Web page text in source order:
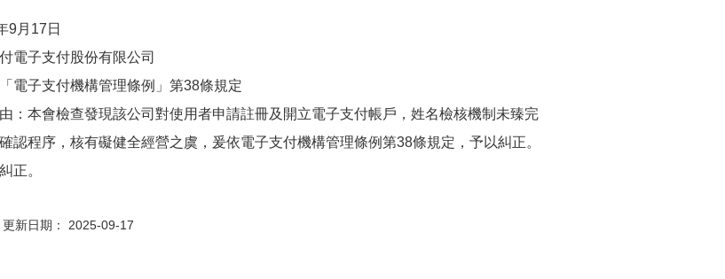
9月17日
電子支付股份有限公司
電子支付機構管理條例」第38條規定
：本會檢查發現該公司對使用者申請註冊及開立電子支付帳戶，姓名檢核機制未臻完
認程序，核有礙健全經營之虞，爰依電子支付機構管理條例第38條規定，予以糾正。
正。
新日期： 2025-09-17